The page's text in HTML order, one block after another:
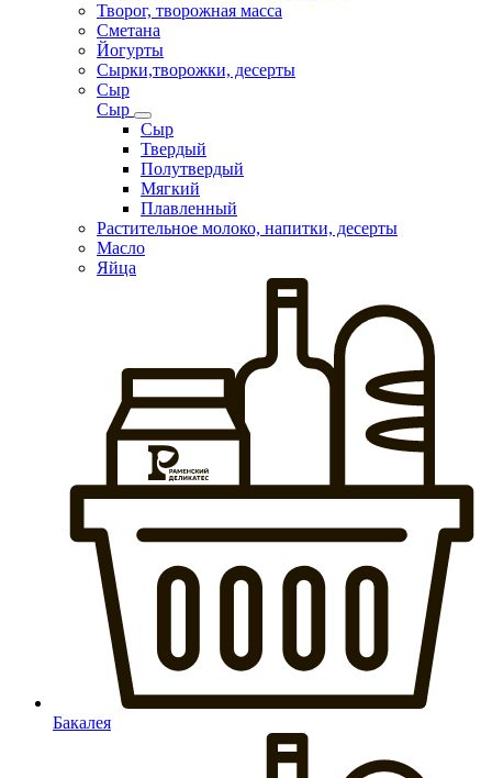
Творог, творожная масса
Сметана
Йогурты
Сырки,творожки, десерты
Сыр
Сыр
Сыр
Твердый
Полутвердый
Мягкий
Плавленный
Растительное молоко, напитки, десерты
Масло
Яйца
Бакалея